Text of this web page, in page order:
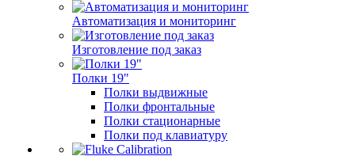
Автоматизация и мониторинг
Изготовление под заказ
Полки 19"
Полки выдвижные
Полки фронтальные
Полки стационарные
Полки под клавиатуру